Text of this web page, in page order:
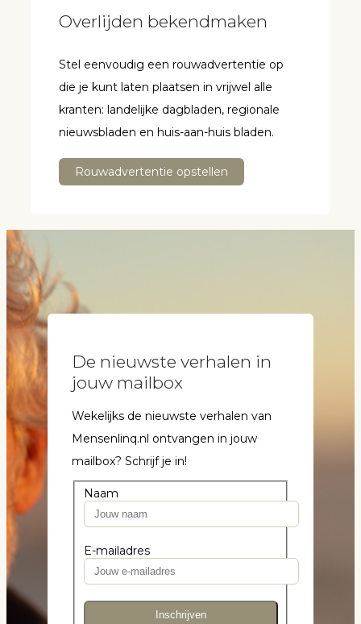
Overlijden bekendmaken
Stel eenvoudig een rouwadvertentie op
die je kunt laten plaatsen in vrijwel alle
kranten: landelijke dagbladen, regionale
nieuwsbladen en huis-aan-huis bladen.
Rouwadvertentie opstellen
De nieuwste verhalen in
jouw mailbox
Wekelijks de nieuwste verhalen van
Mensenlinq.nl ontvangen in jouw
mailbox? Schrijf je in!
Naam
E-mailadres
Inschrijven